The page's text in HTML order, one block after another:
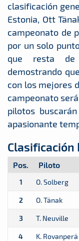
clasificación
Estonia, Ott
campeonato de
por un solo
que resta de
demostrando
con los mejores
campeonato
pilotos
apasionante
Clasificación
Pos. Piloto
1 O. Solberg
2 O. Tänak
3 T. Neuville
4 K. Rovanperä